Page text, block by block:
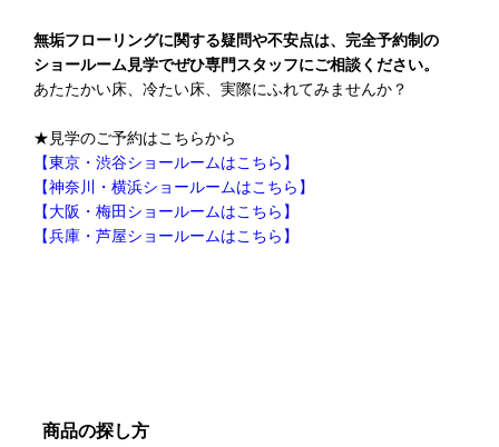
無垢フローリングに関する疑問や不安点は、完全予約制の
ショールーム見学でぜひ専門スタッフにご相談ください。
あたたかい床、冷たい床、実際にふれてみませんか？
★見学のご予約はこちらから
【東京・渋谷ショールームはこちら】
【神奈川・横浜ショールームはこちら】
【大阪・梅田ショールームはこちら】
【兵庫・芦屋ショールームはこちら】
商品の探し方